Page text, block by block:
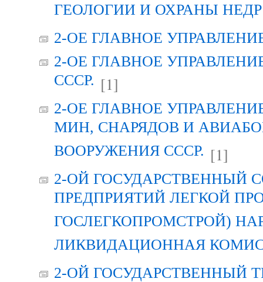
ГЕОЛОГИИ И ОХРАНЫ НЕДР
2-ОЕ ГЛАВНОЕ
2-ОЕ ГЛАВНОЕ
СССР. [1]
2-ОЕ ГЛАВНОЕ
МИН, СНАРЯДОВ И
ВООРУЖЕНИЯ СССР. [1]
2-ОЙ ГОСУДАРСТВЕННЫЙ
ПРЕДПРИЯТИЙ ЛЕГКОЙ
ГОСЛЕГКОПРОМСТРОЙ)
ЛИКВИДАЦИОННАЯ
2-ОЙ ГОСУДАРСТВЕННЫЙ